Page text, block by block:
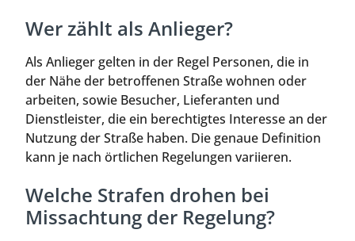
Wer zählt als Anlieger?
Als Anlieger gelten in der Regel Personen, die in
der Nähe der betroffenen Straße wohnen oder
arbeiten, sowie Besucher, Lieferanten und
Dienstleister, die ein berechtigtes Interesse an der
Nutzung der Straße haben. Die genaue Definition
kann je nach örtlichen Regelungen variieren.
Welche Strafen drohen bei
Missachtung der Regelung?